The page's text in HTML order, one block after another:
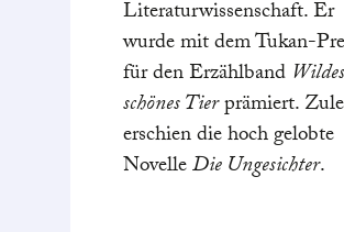
Literaturwissenschaft. Er
wurde mit dem Tukan-
für den Erzählband Wildes
schönes Tierprämiert.
erschien die hoch gelobte
NovelleDie Ungesichter.